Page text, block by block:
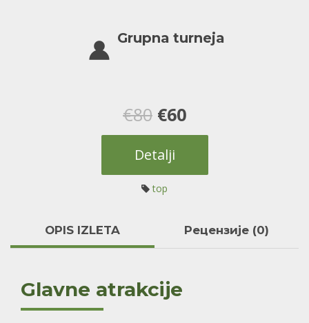
Grupna turneja
€80 Оригинална
цена
је
била:
€80.
€60Тренутна
цена
је:
Detalji
top
OPIS IZLETA Рецензије (0)
Glavne atrakcije